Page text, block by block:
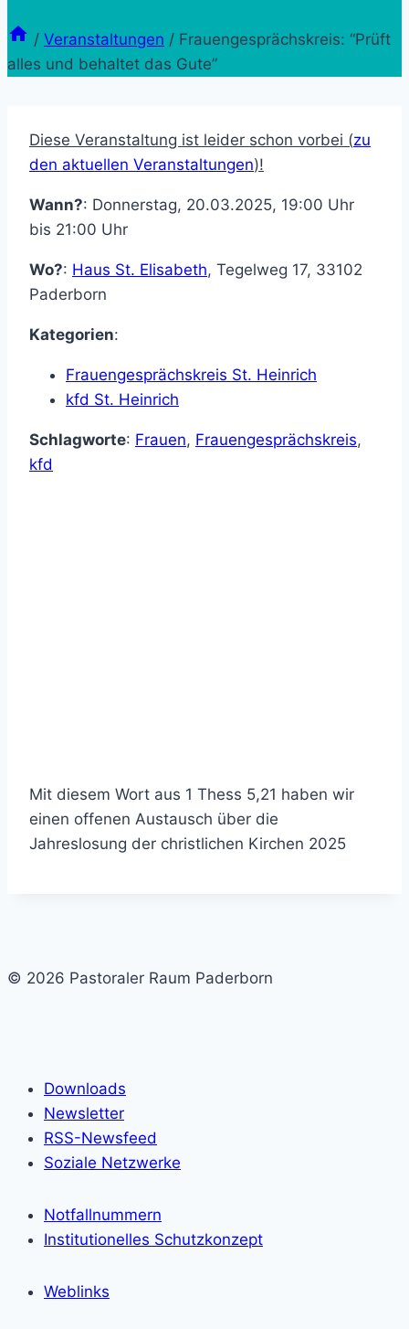
/ Veranstaltungen / Frauengesprächskreis: “Prüft
alles und behaltet das Gute”
Diese Veranstaltung ist leider schon vorbei (zu
den aktuellen Veranstaltungen)!
Wann?: Donnerstag, 20.03.2025, 19:00 Uhr
bis 21:00 Uhr
Wo?: Haus St. Elisabeth, Tegelweg 17, 33102
Paderborn
Kategorien:
Frauengesprächskreis St. Heinrich
kfd St. Heinrich
Schlagworte: Frauen, Frauengesprächskreis,
kfd
Mit diesem Wort aus 1 Thess 5,21 haben wir
einen offenen Austausch über die
Jahreslosung der christlichen Kirchen 2025
© 2026 Pastoraler Raum Paderborn
Downloads
Newsletter
RSS-Newsfeed
Soziale Netzwerke
Notfallnummern
Institutionelles Schutzkonzept
Weblinks